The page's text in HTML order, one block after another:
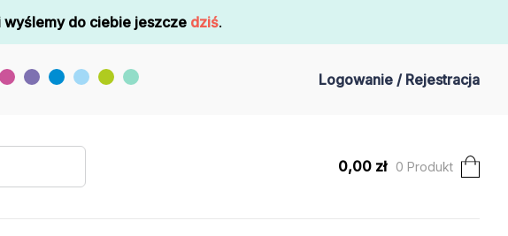
wyślemy do ciebie jeszcze dziś.
Logowanie / Rejestracja
0,00 zł 0 Produkt